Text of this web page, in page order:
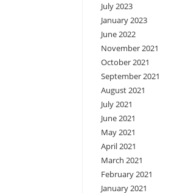
July 2023
January 2023
June 2022
November 2021
October 2021
September 2021
August 2021
July 2021
June 2021
May 2021
April 2021
March 2021
February 2021
January 2021